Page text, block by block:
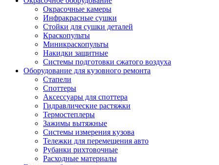
Окрасочные камеры
Инфракрасные сушки
Стойки для сушки деталей
Краскопульты
Миникраскопульты
Накидки защитные
Системы подготовки сжатого воздуха
Оборудование для кузовного ремонта
Стапели
Споттеры
Аксессуары для споттера
Гидравлические растяжки
Термостеплеры
Зажимы вытяжные
Системы измерения кузова
Тележки для перемещения авто
Рубанки рихтовочные
Расходные материалы